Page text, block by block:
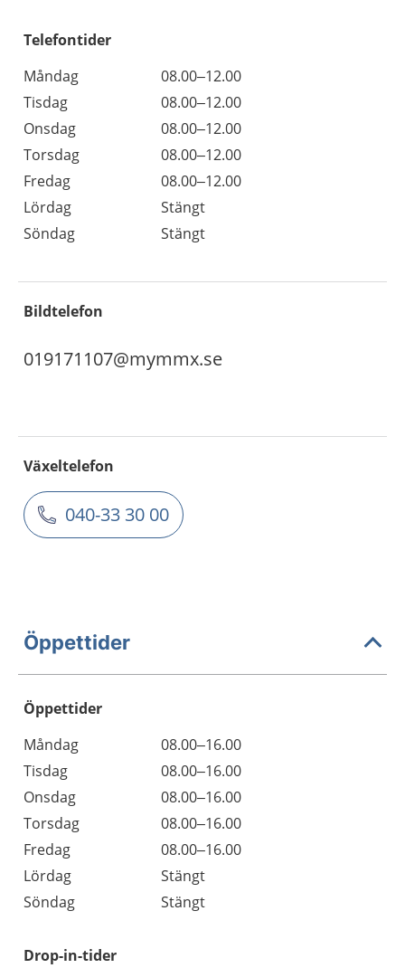
Telefontider
Måndag
08.00–12.00
Tisdag
08.00–12.00
Onsdag
08.00–12.00
Torsdag
08.00–12.00
Fredag
08.00–12.00
Lördag
Stängt
Söndag
Stängt
Bildtelefon
019171107@mymmx.se
Växeltelefon
040-33 30 00
Öppettider
Öppettider
Dag
Öppettider
Kommentarer
Måndag
08.00–16.00
Tisdag
08.00–16.00
Onsdag
08.00–16.00
Torsdag
08.00–16.00
Fredag
08.00–16.00
Lördag
Stängt
Söndag
Stängt
Drop-in-tider